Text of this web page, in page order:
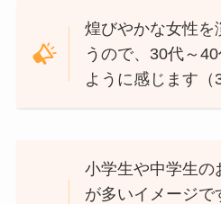
煌びやかな女性を
うので、30代～
ように感じます（
小学生や中学生の
が多いイメージで